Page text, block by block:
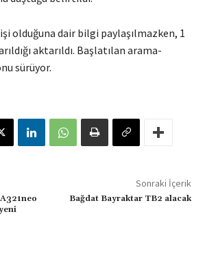
olduğuna dair bilgi paylaşılmazken, 1
aktarıldı. Başlatılan arama-
sürüyor.
Sonraki İçerik
Bağdat Bayraktar TB2 alacak